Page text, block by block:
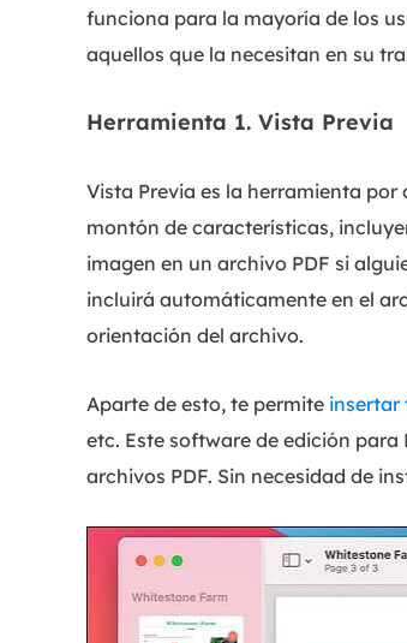
funciona para la mayoría de los
aquellos que la necesitan en su
Herramienta 1. Vista Previa
Vista Previa es la herramienta
montón de características,
imagen en un archivo PDF si
incluirá automáticamente en el
orientación del archivo.
Aparte de esto, te permite insertar
etc. Este software de edición
archivos PDF. Sin necesidad de